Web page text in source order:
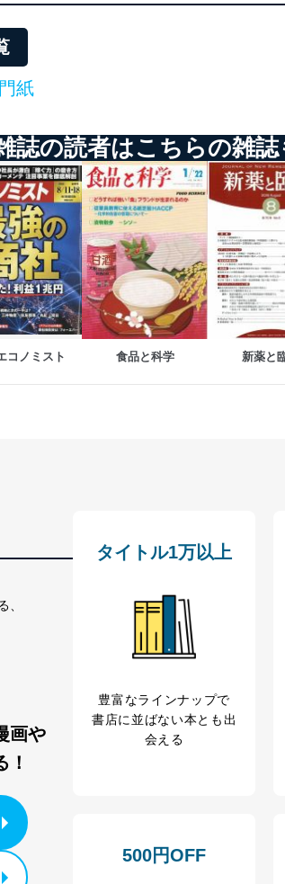
紙
誌の読者はこちらの雑誌
コノミスト 食品と科学 新薬と
、
画や
タイトル1万以上
豊富なラインナップで
書店に並ばない本とも出
会える
500円OFF